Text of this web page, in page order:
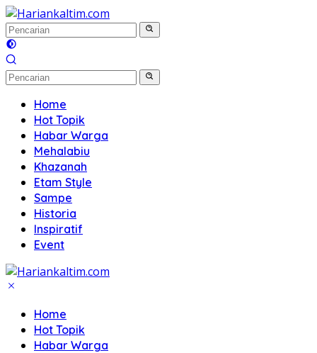
Langsung
ke
konten
Home
Hot Topik
Habar Warga
Mehalabiu
Khazanah
Etam Style
Sampe
Historia
Inspiratif
Event
Home
Hot Topik
Habar Warga